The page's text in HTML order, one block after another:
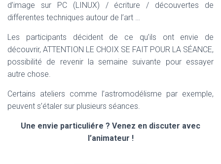
d’image sur PC (LINUX) / écriture / découvertes de
differentes techniques autour de l’art …
Les participants décident de ce qu’ils ont envie de
découvrir, ATTENTION LE CHOIX SE FAIT POUR LA SÉANCE,
possibilité de revenir la semaine suivante pour essayer
autre chose.
Certains ateliers comme l’astromodélisme par exemple,
peuvent s’étaler sur plusieurs séances.
Une envie particuliére ? Venez en discuter avec
l’animateur !